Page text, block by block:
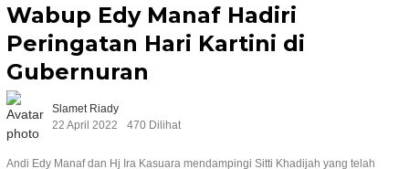
Wabup Edy Manaf Hadiri
Peringatan Hari Kartini di
Gubernuran
Slamet Riady
22 April 2022
470 Dilihat
Andi Edy Manaf dan Hj Ira Kasuara mendampingi Sitti Khadijah yang telah